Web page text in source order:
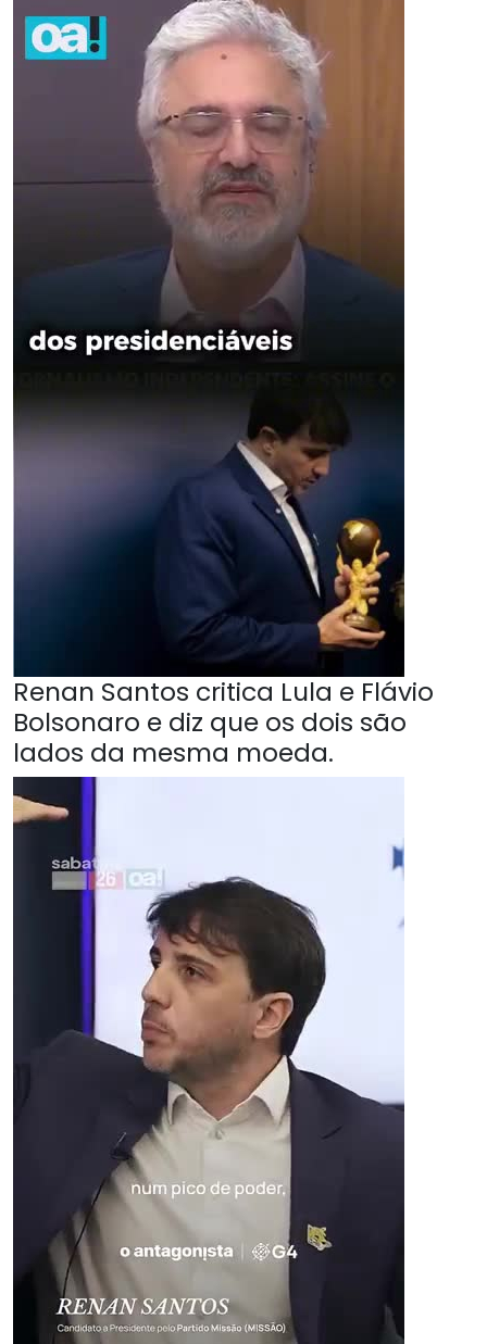
Renan Santos critica Lula e Flávio
Bolsonaro e diz que os dois são
lados da mesma moeda.